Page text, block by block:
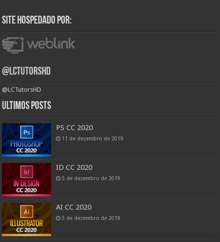
Site hospedado por:
@LCTutorsHD
@LCTutorsHD
Ultimos posts
PS CC 2020
11 de dezembro de 2019
ID CC 2020
5 de dezembro de 2019
AI CC 2020
5 de dezembro de 2019